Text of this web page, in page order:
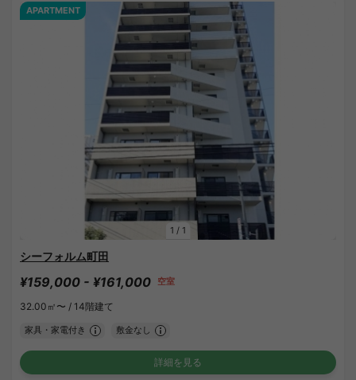
1 / 1
APARTMENT
シーフォルム町田
¥159,000 - ¥161,000 空室
32.00㎡〜 / 14階建て
家具・家電付き 敷金なし
詳細を見る